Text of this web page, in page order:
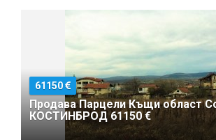
61150
Продава Парцели Къщи област
КОСТИНБРОД 61150 €